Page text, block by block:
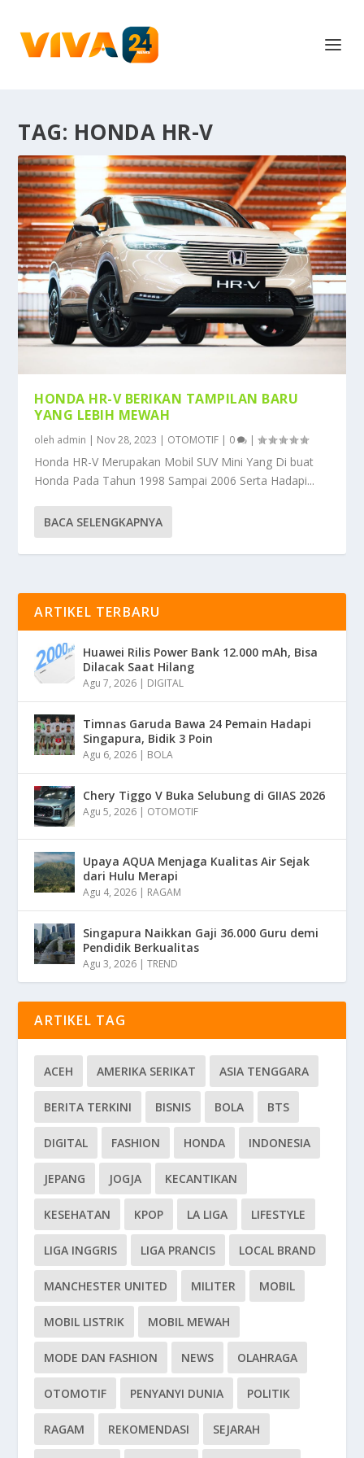
TAG: HONDA HR-V
HONDA HR-V BERIKAN TAMPILAN BARU
YANG LEBIH MEWAH
oleh admin | Nov 28, 2023 | OTOMOTIF | 0 |
Honda HR-V Merupakan Mobil SUV Mini Yang Di buat
Honda Pada Tahun 1998 Sampai 2006 Serta Hadapi...
BACA SELENGKAPNYA
ARTIKEL TERBARU
Huawei Rilis Power Bank 12.000 mAh, Bisa
Dilacak Saat Hilang
Agu 7, 2026 | DIGITAL
Timnas Garuda Bawa 24 Pemain Hadapi
Singapura, Bidik 3 Poin
Agu 6, 2026 | BOLA
Chery Tiggo V Buka Selubung di GIIAS 2026
Agu 5, 2026 | OTOMOTIF
Upaya AQUA Menjaga Kualitas Air Sejak
dari Hulu Merapi
Agu 4, 2026 | RAGAM
Singapura Naikkan Gaji 36.000 Guru demi
Pendidik Berkualitas
Agu 3, 2026 |TREND
ARTIKEL TAG
ACEH AMERIKA SERIKAT ASIA TENGGARA
BERITA TERKINI BISNIS BOLA BTS
DIGITAL FASHION HONDA INDONESIA
JEPANG JOGJA KECANTIKAN
KESEHATAN KPOP LA LIGA LIFESTYLE
LIGA INGGRIS LIGA PRANCIS LOCAL BRAND
MANCHESTER UNITED MILITER MOBIL
MOBIL LISTRIK MOBIL MEWAH
MODE DAN FASHION NEWS OLAHRAGA
OTOMOTIF PENYANYI DUNIA POLITIK
RAGAM REKOMENDASI SEJARAH